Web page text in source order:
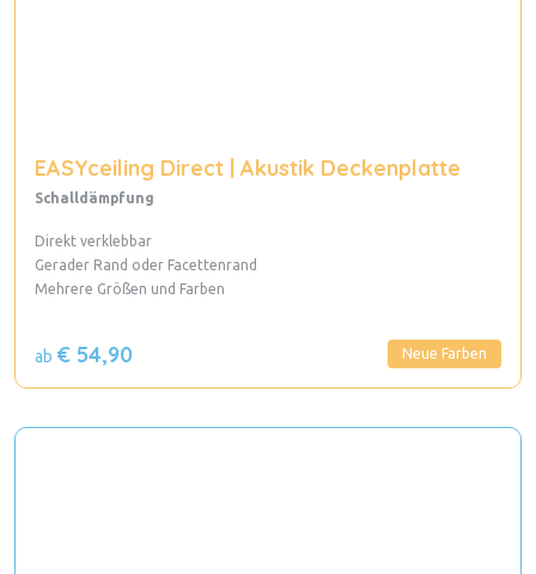
EASYceiling Direct | Akustik Deckenplatte
Schalldämpfung
Direkt verklebbar
Gerader Rand oder Facettenrand
Mehrere Größen und Farben
Neue Farben
ab € 54,90